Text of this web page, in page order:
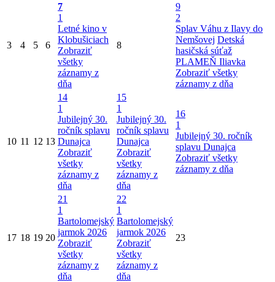
3 4 5 6
7
1
Letné kino v
Klobušiciach
Zobraziť
všetky
záznamy z
dňa
8
9
2
Splav Váhu z Ilavy do
Nemšovej Detská
hasičská súťaž
PLAMEŇ Iliavka
Zobraziť všetky
záznamy z dňa
10 11 12 13
14
1
Jubilejný 30.
ročník splavu
Dunajca
Zobraziť
všetky
záznamy z
dňa
15
1
Jubilejný 30.
ročník splavu
Dunajca
Zobraziť
všetky
záznamy z
dňa
16
1
Jubilejný 30. ročník
splavu Dunajca
Zobraziť všetky
záznamy z dňa
17 18 19 20
21
1
Bartolomejský
jarmok 2026
Zobraziť
všetky
záznamy z
dňa
22
1
Bartolomejský
jarmok 2026
Zobraziť
všetky
záznamy z
dňa
23